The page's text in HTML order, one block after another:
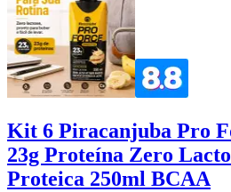
Kit 6 Piracanjuba Pro
23g Proteína Zero
Proteica 250ml BCAA